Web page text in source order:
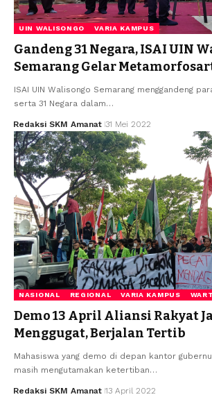
UIN WALISONGO VARIA KAMPUS
Gandeng 31 Negara, ISAI UIN
Semarang Gelar
ISAI UIN Walisongo Semarang menggandeng
serta 31 Negara dalam…
Redaksi SKM Amanat 31 Mei 2022
NASIONAL REGIONAL VARIA KAMPUS
Demo 13 April Aliansi Rakyat
Menggugat, Berjalan Tertib
Mahasiswa yang demo di depan kantor
masih mengutamakan ketertiban…
Redaksi SKM Amanat 13 April 2022